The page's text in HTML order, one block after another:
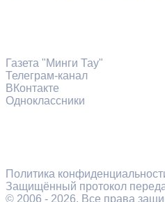
Газета "Минги Тау"
Телеграм-канал
ВКонтакте
Одноклассники
Политика
Защищённый протокол
© 2006 - 2026. Все права
городского
округа —